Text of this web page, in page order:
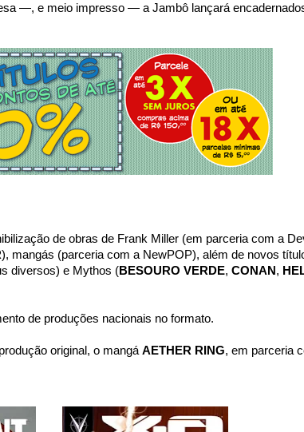
—, e meio impresso — a Jambô lançará
de obras de Frank Miller (em parceria com a
), mangás (parceria com a NewPOP), além de novos
diversos) e Mythos (BESOURO VERDE, CONAN ,
de produções nacionais no formato.
original, o mangá AETHER RING, em parceria